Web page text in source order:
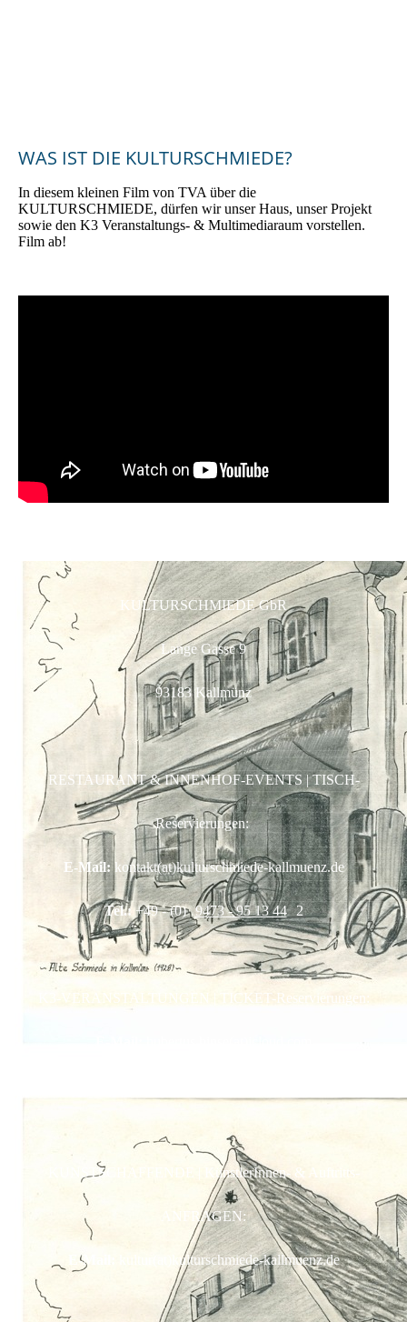
WAS IST DIE KULTURSCHMIEDE?
In diesem kleinen Film von TVA über die
KULTURSCHMIEDE, dürfen wir unser Haus, unser Projekt
sowie den K3 Veranstaltungs- & Multimediaraum vorstellen.
Film ab!
KULTURSCHMIEDE GbR
Lange Gasse 9
93183 Kallmünz
RESTAURANT & INNENHOF-EVENTS | TISCH-
Reservierungen:
E-Mail: kontakt(at)kulturschmiede-kallmuenz.de
Tel.:+49 - (0) 9473 - 95 13 44 2
K3-VERANSTALTUNGEN | TICKET-Reservierungen:
KUNSTSCHAFFENDE | KünstlerInnen- & Auftritts-
ANFRAGEN:
E-Mail: kultur(at)kulturschmiede-kallmuenz.de